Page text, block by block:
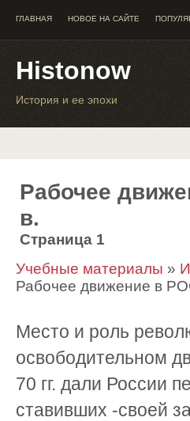
ГЛАВНАЯ НОВОЕ НА САЙТЕ
Histonow
История и ее эпохи
Рабочее
в.
Страница 1
Учебные материалы »
Рабочее движение в
Место и роль
освободительном
70 гг. дали России
ставивших -своей